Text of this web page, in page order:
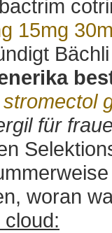
15mg
stromectol
für
woran
cloud: